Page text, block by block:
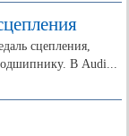
сцепления,
В Audi...